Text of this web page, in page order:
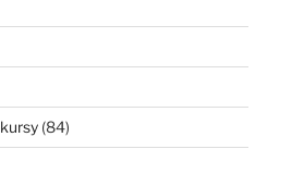
(84)